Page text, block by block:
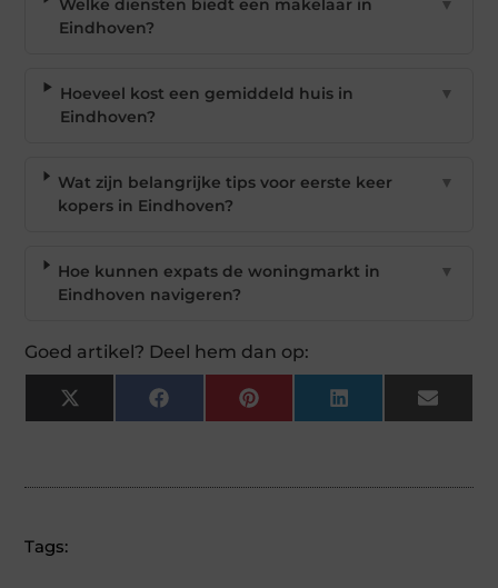
Welke diensten biedt een makelaar in
Eindhoven?
▼
Hoeveel kost een gemiddeld huis in
Eindhoven?
▼
Wat zijn belangrijke tips voor eerste keer
kopers in Eindhoven?
▼
Hoe kunnen expats de woningmarkt in
Eindhoven navigeren?
▼
Goed artikel? Deel hem dan op:
X
(Twitter)
Facebook Pinterest LinkedIn Email
Tags: